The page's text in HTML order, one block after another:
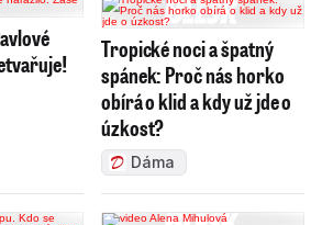
Tropické noci a špatný
spánek: Proč nás horko
obírá o klid a kdy už jde o
úzkost?
Dáma